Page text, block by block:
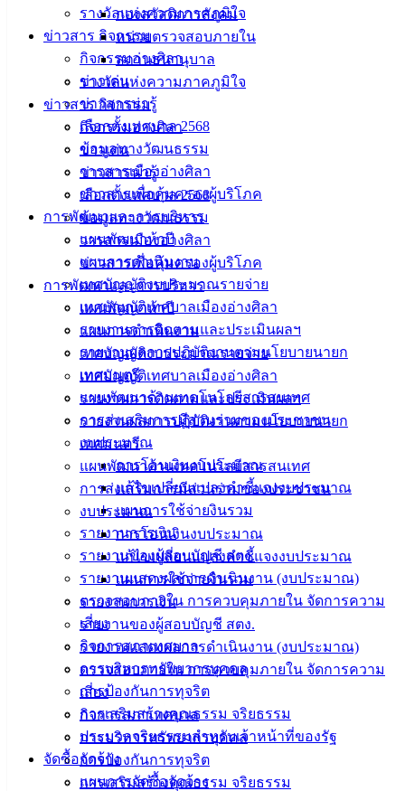
รางวัลแห่งความภาคภูมิใจ
ข่าวสาร กิจกรรม
กิจกรรมอ่างศิลา
ข่าวเด่น
ข่าวสารน่ารู้
เลือกตั้งเทศบาล 2568
ข้อมูลทางวัฒนธรรม
วารสารเมืองอ่างศิลา
ข่าวสารเพื่อคุ้มครองผู้บริโภค
การพัฒนาและการบริหาร
แผนพัฒนาห้าปี
แผนการดำเนินงาน
เทศบัญญัติงบประมาณรายจ่าย
เทศบัญญัติเทศบาลเมืองอ่างศิลา
รายงานการติดตามและประเมินผลฯ
รายงานผลการปฏิบัติงานตามนโยบายนายก
เทศมนตรี
แผนพัฒนาด้านเทคโนโลยีสารสนเทศ
การส่งเสริมการมีส่วนร่วมของประชาชน
งบประมาณ
การโอนเงินงบประมาณ
แก้ไขเปลี่ยนแปลงคำชี้แจงงบประมาณ
แผนการใช้จ่ายงินรวม
รายงานการเงิน
รายงานของผู้สอบบัญชี สตง.
รายงานแสดงผลการดำเนินงาน (งบประมาณ)
ตรวจสอบภายใน การควบคุมภายใน จัดการความ
เสี่ยง
กิจการสภาเทศบาล
การบริหารทรัพยากรบุคคล
การป้องกันการทุจริต
การเสริมสร้างคุณธรรม จริยธรรม
ประมวลจริยธรรมสำหรับเจ้าหน้าที่ของรัฐ
จัดซื้อจัดจ้าง
แผนการจัดซื้อจัดจ้าง
กองสวัสดิการสังคม
หน่วยตรวจสอบภายใน
สถานธนานุบาล
รางวัลแห่งความภาคภูมิใจ
ข่าวสาร กิจกรรม
กิจกรรมอ่างศิลา
ข่าวเด่น
ข่าวสารน่ารู้
เลือกตั้งเทศบาล 2568
ข้อมูลทางวัฒนธรรม
วารสารเมืองอ่างศิลา
ข่าวสารเพื่อคุ้มครองผู้บริโภค
การพัฒนาและการบริหาร
แผนพัฒนาห้าปี
แผนการดำเนินงาน
เทศบัญญัติงบประมาณรายจ่าย
เทศบัญญัติเทศบาลเมืองอ่างศิลา
รายงานการติดตามและประเมินผลฯ
รายงานผลการปฏิบัติงานตามนโยบายนายก
เทศมนตรี
แผนพัฒนาด้านเทคโนโลยีสารสนเทศ
การส่งเสริมการมีส่วนร่วมของประชาชน
งบประมาณ
การโอนเงินงบประมาณ
แก้ไขเปลี่ยนแปลงคำชี้แจงงบประมาณ
แผนการใช้จ่ายงินรวม
รายงานการเงิน
รายงานของผู้สอบบัญชี สตง.
รายงานแสดงผลการดำเนินงาน (งบประมาณ)
ตรวจสอบภายใน การควบคุมภายใน จัดการความ
เสี่ยง
กิจการสภาเทศบาล
การบริหารทรัพยากรบุคคล
การป้องกันการทุจริต
การเสริมสร้างคุณธรรม จริยธรรม
แยกซอย 22 มิตรสัมพันธ์ดาวน์โหลด
เทศบาล
เมืองอ่าง
สำนักงาน
เทศบาลเมือง
อ่างศิลา 90/338
ม.3 ต.เสม็ด
อ.เมือง จ.ชลบุรี
038-
142-100-104
บริการ
ประชาชน
ดาวน์โหลด
แบบ
ฟอร์ม,
เอกสาร
คู่มือ